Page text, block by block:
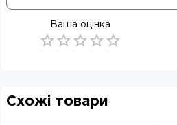
Ваша оцінка
Схожі товари